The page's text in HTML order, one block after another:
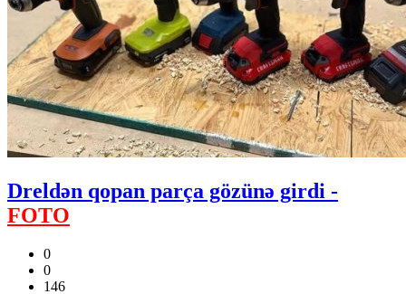
Dreldən qopan parça gözünə girdi -
FOTO
0
0
146